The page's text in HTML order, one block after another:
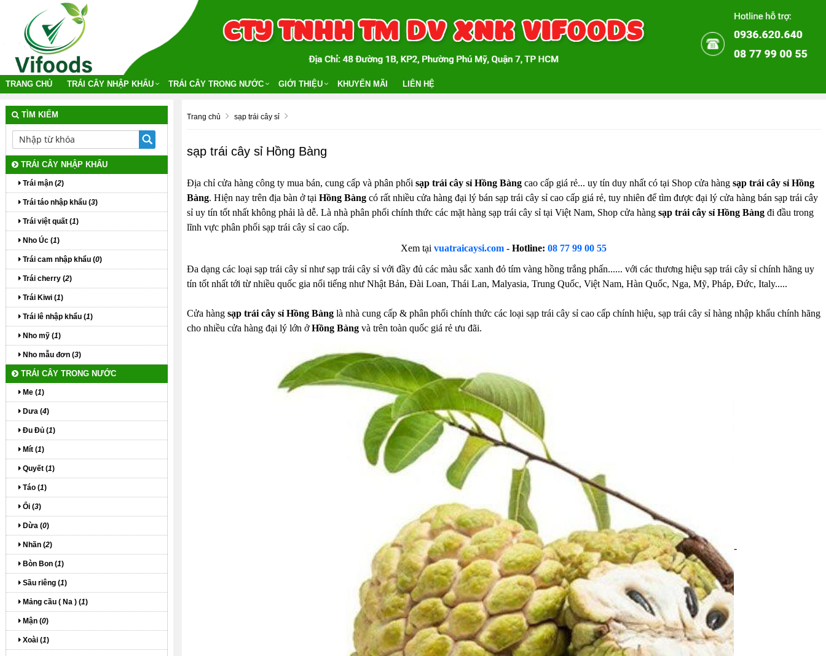
TRANG CHỦ TRÁI CÂY NHẬP KHẨU TRÁI CÂY TRONG NƯỚC GIỚI THIỆU KHUYẾN MÃI LIÊN HỆ
Trang chủ sạp trái cây sỉ
sạp trái cây sỉ Hồng Bàng
Địa chỉ cửa hàng công ty mua bán, cung cấp và phân phối sạp trái cây sỉ Hồng Bàngcao cấp giá rẻ... uy tín duy nhất có tại Shop cửa hàng sạp trái cây sỉ Hồng
Bàng. Hiện nay trên địa bàn ở tại Hồng Bàngcó rất nhiều cửa hàng đại lý bán sạp trái cây sỉ cao cấp giá rẻ, tuy nhiên để tìm được đại lý cửa hàng bán sạp trái cây
sỉ uy tín tốt nhất không phải là dễ. Là nhà phân phối chính thức các mặt hàng sạp trái cây sỉ tại Việt Nam, Shop cửa hàng sạp trái cây sỉ Hồng Bàngđi đầu trong
lĩnh vực phân phối sạp trái cây sỉ cao cấp.
Xem tạivuatraicaysi.com -Hotline:08 77 99 00 55
Đa dạng các loại sạp trái cây sỉ như sạp trái cây sỉ với đầy đủ các màu sắc xanh đỏ tím vàng hồng trắng phấn...... với các thương hiệu sạp trái cây sỉ chính hãng uy
tín tốt nhất tới từ nhiều quốc gia nổi tiếng như Nhật Bản, Đài Loan, Thái Lan, Malyasia, Trung Quốc, Việt Nam, Hàn Quốc, Nga, Mỹ, Pháp, Đức, Italy.....
Cửa hàng sạp trái cây sỉ Hồng Bànglà nhà cung cấp & phân phối chính thức các loại sạp trái cây sỉ cao cấp chính hiệu, sạp trái cây sỉ hàng nhập khẩu chính hãng
cho nhiều cửa hàng đại lý lớn ởHồng Bàngvà trên toàn quốc giá rẻ ưu đãi.
-
TÌM KIẾM
TRÁI CÂY NHẬP KHẨU
Trái mận (2)
Trái táo nhập khẩu (3)
Trái việt quất (1)
Nho Úc (1)
Trái cam nhập khẩu (0)
Trái cherry (2)
Trái Kiwi (1)
Trái lê nhập khẩu (1)
Nho mỹ (1)
Nho mẫu đơn (3)
TRÁI CÂY TRONG NƯỚC
Me (1)
Dưa (4)
Đu Đủ (1)
Mít (1)
Quyết (1)
Táo (1)
Ổi (3)
Dừa (0)
Nhãn (2)
Bòn Bon (1)
Sầu riêng (1)
Mảng cầu ( Na ) (1)
Mận (0)
Xoài (1)